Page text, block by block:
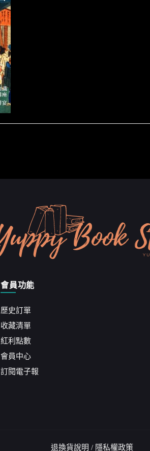
會員功能
歷史訂單
收藏清單
紅利點數
會員中心
訂閱電子報
退換貨說明 / 隱私權政策